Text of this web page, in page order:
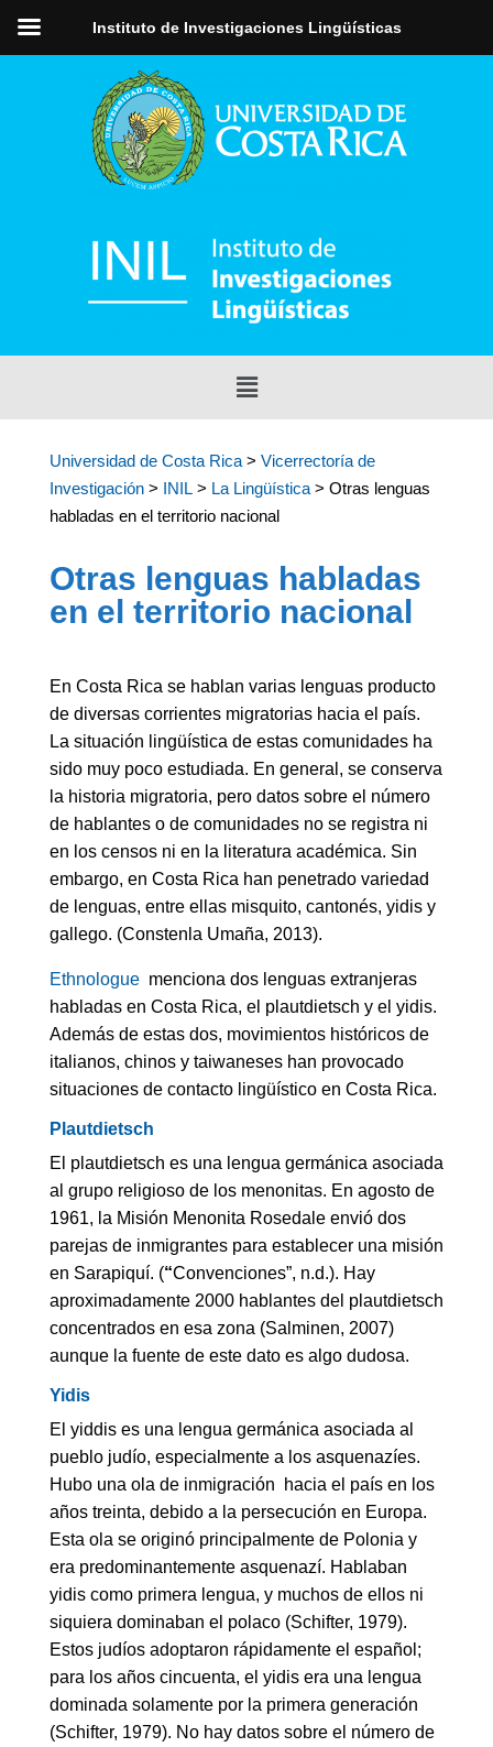
Universidad de Costa Rica> Vicerrectoría de
Investigación> INIL> La Lingüística> Otras lenguas
habladas en el territorio nacional
Otras lenguas habladas
en el territorio nacional
En Costa Rica se hablan varias lenguas producto
de diversas corrientes migratorias hacia el país.
La situación lingüística de estas comunidades ha
sido muy poco estudiada. En general, se conserva
la historia migratoria, pero datos sobre el número
de hablantes o de comunidades no se registra ni
en los censos ni en la literatura académica. Sin
embargo, en Costa Rica han penetrado variedad
de lenguas, entre ellas misquito, cantonés, yidis y
gallego. (Constenla Umaña, 2013).
Ethnologuemenciona dos lenguas extranjeras
habladas en Costa Rica, el plautdietsch y el yidis.
Además de estas dos, movimientos históricos de
italianos, chinos y taiwaneses han provocado
situaciones de contacto lingüístico en Costa Rica.
Plautdietsch
El plautdietsch es una lengua germánica asociada
al grupo religioso de los menonitas. En agosto de
1961, la Misión Menonita Rosedale envió dos
parejas de inmigrantes para establecer una misión
en Sarapiquí. (“Convenciones”, n.d.). Hay
aproximadamente 2000 hablantes del plautdietsch
concentrados en esa zona (Salminen, 2007)
aunque la fuente de este dato es algo dudosa.
Yidis
El yiddis es una lengua germánica asociada al
pueblo judío, especialmente a los asquenazíes.
Hubo una ola de inmigración hacia el país en los
años treinta, debido a la persecución en Europa.
Esta ola se originó principalmente de Polonia y
era predominantemente asquenazí. Hablaban
yidis como primera lengua, y muchos de ellos ni
siquiera dominaban el polaco (Schifter, 1979).
Estos judíos adoptaron rápidamente el español;
para los años cincuenta, el yidis era una lengua
dominada solamente por la primera generación
(Schifter, 1979). No hay datos sobre el número de
Instituto de Investigaciones Lingüísticas